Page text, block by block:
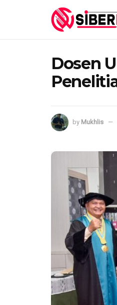
Dosen
by Mukhlis